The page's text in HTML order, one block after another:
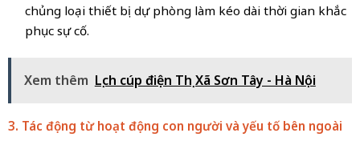
chủng loại thiết bị dự phòng làm kéo dài thời gian khắc
phục sự cố.
Xem thêm Lịch cúp điện Thị Xã Sơn Tây - Hà Nội
3. Tác động từ hoạt động con người và yếu tố bên ngoài